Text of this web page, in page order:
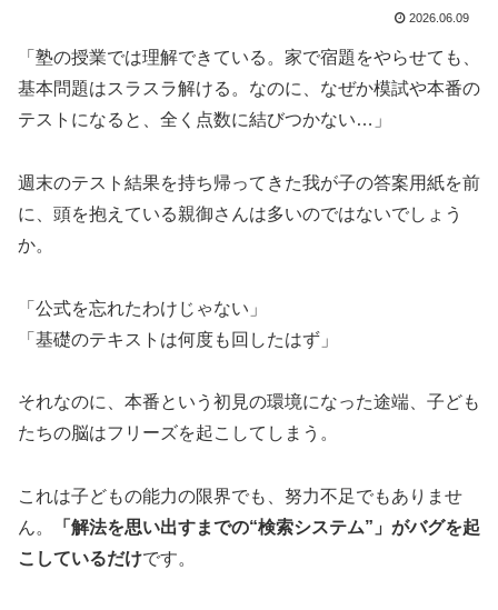
2026.06.09
「塾の授業では理解できている。家で宿題をやらせても、
基本問題はスラスラ解ける。なのに、なぜか模試や本番の
テストになると、全く点数に結びつかない…」
週末のテスト結果を持ち帰ってきた我が子の答案用紙を前
に、頭を抱えている親御さんは多いのではないでしょう
か。
「公式を忘れたわけじゃない」
「基礎のテキストは何度も回したはず」
それなのに、本番という初見の環境になった途端、子ども
たちの脳はフリーズを起こしてしまう。
これは子どもの能力の限界でも、努力不足でもありませ
ん。
「解法を思い出すまでの“検索システム”」がバグを起
こしているだけです。